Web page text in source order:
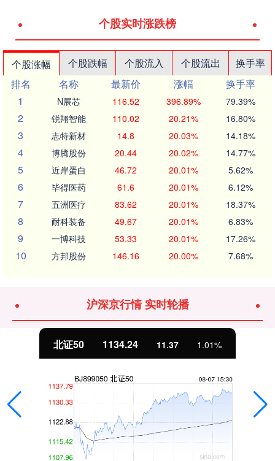
个股实时涨跌榜
个股涨幅 个股跌幅 个股流入 个股流出
换手率
排名
名称 最新价 涨幅
换手率
1
N展芯 116.52 396.89% 79.39%
2 锐翔智能 110.02 20.21% 16.80%
3 志特新材 14.8 20.03% 14.18%
4 博腾股份 20.44 20.02% 14.77%
5 近岸蛋白 46.72 20.01% 5.62%
6 毕得医药 61.6 20.01% 6.12%
7 五洲医疗 83.62 20.01% 18.37%
8 耐科装备 49.67 20.01% 6.83%
9 一博科技 53.33 20.01% 17.26%
10 方邦股份 146.16 20.00% 7.68%
沪深京行情 实时轮播
北证50 1134.24 11.37 1.01%